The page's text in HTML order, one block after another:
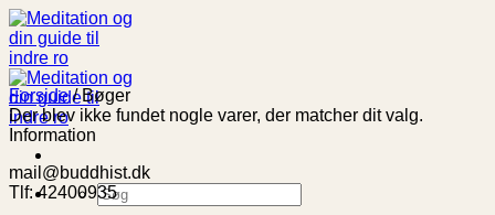
Fortsæt
til
indhold
Søg
efter:
Forside /Bøger
Der blev ikke fundet nogle varer, der matcher dit valg.
Information
mail@buddhist.dk
Tlf: 42400935